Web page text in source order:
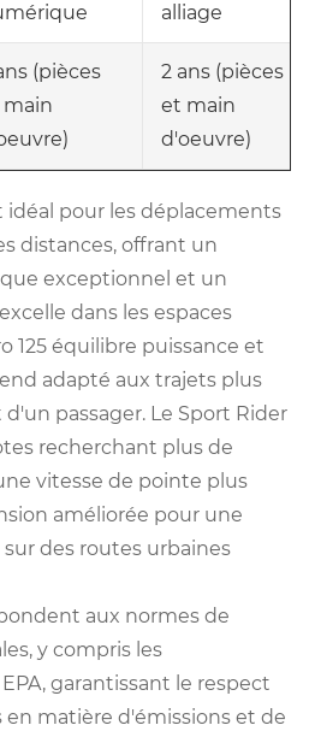
alliage
(pièces
2 ans (pièces
et main
d'oeuvre)
idéal pour les déplacements
distances, offrant un
exceptionnel et un
dans les espaces
125 équilibre puissance et
adapté aux trajets plus
passager. Le Sport Rider
recherchant plus de
vitesse de pointe plus
améliorée pour une
des routes urbaines
aux normes de
y compris les
garantissant le respect
matière d'émissions et de